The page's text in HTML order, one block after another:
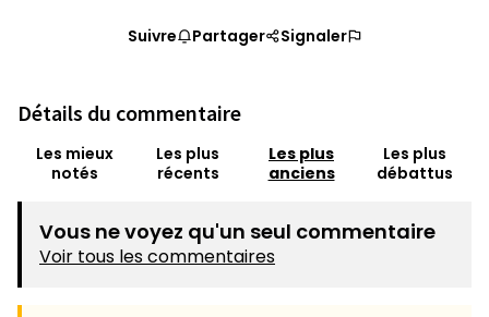
Suivre Partager Signaler
Détails du commentaire
Les mieux
notés
Les plus
récents
Les plus
anciens
Les plus
débattus
Vous ne voyez qu'un seul commentaire
Voir tous les commentaires